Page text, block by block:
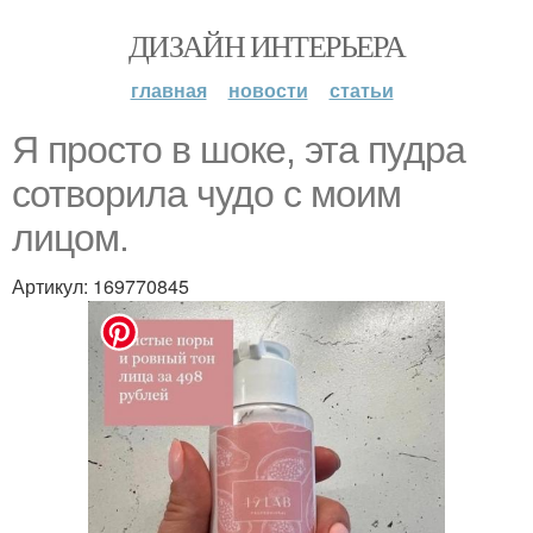
ДИЗАЙН ИНТЕРЬЕРА
главная новости статьи
Я просто в шоке, эта пудра
сотворила чудо с моим
лицом.
Артикул: 169770845